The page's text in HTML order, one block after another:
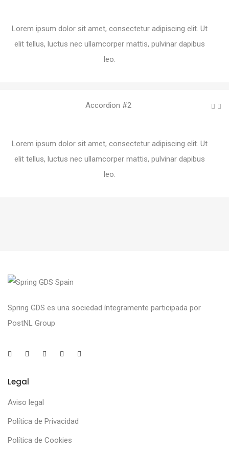
Lorem ipsum dolor sit amet, consectetur adipiscing elit. Ut
elit tellus, luctus nec ullamcorper mattis, pulvinar dapibus
leo.
Accordion #2
Lorem ipsum dolor sit amet, consectetur adipiscing elit. Ut
elit tellus, luctus nec ullamcorper mattis, pulvinar dapibus
leo.
Spring GDS es una sociedad íntegramente participada por
PostNL Group
Legal
Aviso legal
Política de Privacidad
Política de Cookies